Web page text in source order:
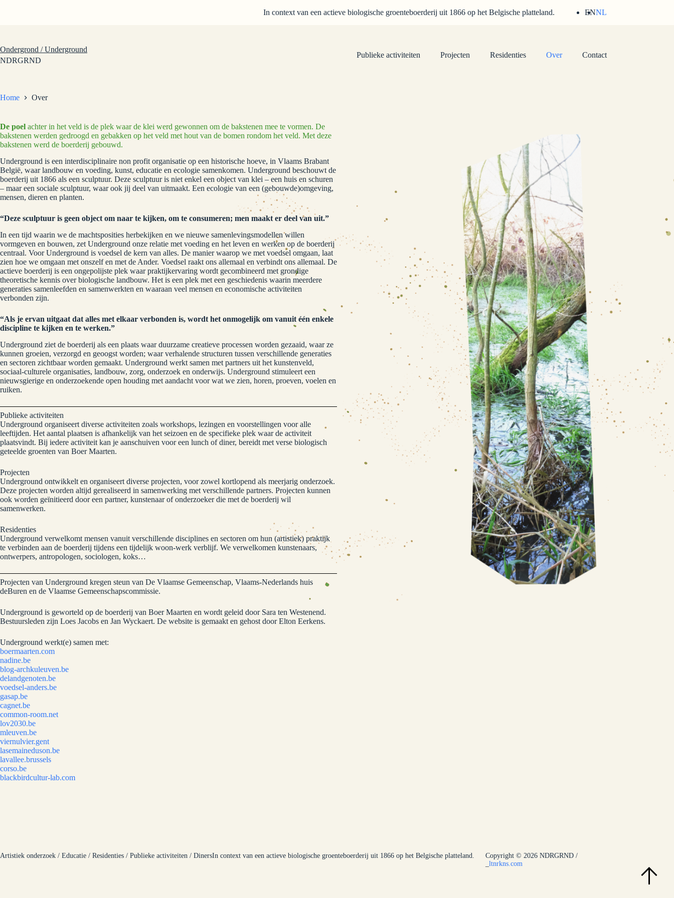
In context van een actieve biologische groenteboerderij uit 1866 op het Belgische platteland. ENNL
Ondergrond / Underground
NDRGRND
Publieke activiteiten Projecten Residenties Over Contact
Home Over
De poel achter in het veld is de plek waar de klei werd gewonnen om de bakstenen mee te vormen. De
bakstenen werden gedroogd en gebakken op het veld met hout van de bomen rondom het veld. Met deze
bakstenen werd de boerderij gebouwd.
Underground is een interdisciplinaire non profit organisatie op een historische hoeve, in Vlaams Brabant
België, waar landbouw en voeding, kunst, educatie en ecologie samenkomen. Underground beschouwt de
boerderij uit 1866 als een sculptuur. Deze sculptuur is niet enkel een object van klei – een huis en schuren
– maar een sociale sculptuur, waar ook jij deel van uitmaakt. Een ecologie van een (gebouwde)omgeving,
mensen, dieren en planten.
“Deze sculptuur is geen object om naar te kijken, om te consumeren; men maakt er deel van uit.”
In een tijd waarin we de machtsposities herbekijken en we nieuwe samenlevingsmodellen willen
vormgeven en bouwen, zet Underground onze relatie met voeding en het leven en werken op de boerderij
centraal. Voor Underground is voedsel de kern van alles. De manier waarop we met voedsel omgaan, laat
zien hoe we omgaan met onszelf en met de Ander. Voedsel raakt ons allemaal en verbindt ons allemaal. De
actieve boerderij is een ongepolijste plek waar praktijkervaring wordt gecombineerd met grondige
theoretische kennis over biologische landbouw. Het is een plek met een geschiedenis waarin meerdere
generaties samenleefden en samenwerkten en waaraan veel mensen en economische activiteiten
verbonden zijn.
“Als je ervan uitgaat dat alles met elkaar verbonden is, wordt het onmogelijk om vanuit één enkele
discipline te kijken en te werken.”
Underground ziet de boerderij als een plaats waar duurzame creatieve processen worden gezaaid, waar ze
kunnen groeien, verzorgd en geoogst worden; waar verhalende structuren tussen verschillende generaties
en sectoren zichtbaar worden gemaakt. Underground werkt samen met partners uit het kunstenveld,
sociaal-culturele organisaties, landbouw, zorg, onderzoek en onderwijs. Underground stimuleert een
nieuwsgierige en onderzoekende open houding met aandacht voor wat we zien, horen, proeven, voelen en
ruiken.
Publieke activiteiten
Underground organiseert diverse activiteiten zoals workshops, lezingen en voorstellingen voor alle
leeftijden. Het aantal plaatsen is afhankelijk van het seizoen en de specifieke plek waar de activiteit
plaatsvindt. Bij iedere activiteit kan je aanschuiven voor een lunch of diner, bereidt met verse biologisch
geteelde groenten van Boer Maarten.
Projecten
Underground ontwikkelt en organiseert diverse projecten, voor zowel kortlopend als meerjarig onderzoek.
Deze projecten worden altijd gerealiseerd in samenwerking met verschillende partners. Projecten kunnen
ook worden geïnitieerd door een partner, kunstenaar of onderzoeker die met de boerderij wil
samenwerken.
Residenties
Underground verwelkomt mensen vanuit verschillende disciplines en sectoren om hun (artistiek) praktijk
te verbinden aan de boerderij tijdens een tijdelijk woon-werk verblijf. We verwelkomen kunstenaars,
ontwerpers, antropologen, sociologen, koks…
Projecten van Underground kregen steun van De Vlaamse Gemeenschap, Vlaams-Nederlands huis
deBuren en de Vlaamse Gemeenschapscommissie.
Underground is geworteld op de boerderij van Boer Maarten en wordt geleid door Sara ten Westenend.
Bestuursleden zijn Loes Jacobs en Jan Wyckaert. De website is gemaakt en gehost door Elton Eerkens.
Underground werkt(e) samen met:
boermaarten.com
nadine.be
blog-archkuleuven.be
delandgenoten.be
voedsel-anders.be
gasap.be
cagnet.be
common-room.net
lov2030.be
mleuven.be
viernulvier.gent
lasemaineduson.be
lavallee.brussels
corso.be
blackbirdcultur-lab.com
Artistiek onderzoek / Educatie / Residenties / Publieke activiteiten / DinersIn context van een actieve biologische groenteboerderij uit 1866 op het Belgische platteland.
Copyright © 2026 NDRGRND /
ltnrkns.com